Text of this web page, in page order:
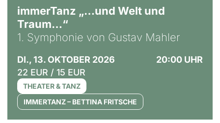
immerTanz „…und Welt und
Traum…“
1. Symphonie von Gustav Mahler
DI., 13. OKTOBER 2026
20:00 UHR
22 EUR / 15 EUR
THEATER & TANZ
IMMERTANZ – BETTINA FRITSCHE